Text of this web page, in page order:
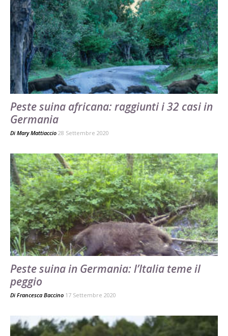
Peste suina africana: raggiunti i 32 casi in
Germania
Di Mary Mattiaccio 28 Settembre 2020
Peste suina in Germania: l’Italia teme il
peggio
Di Francesca Baccino 17 Settembre 2020